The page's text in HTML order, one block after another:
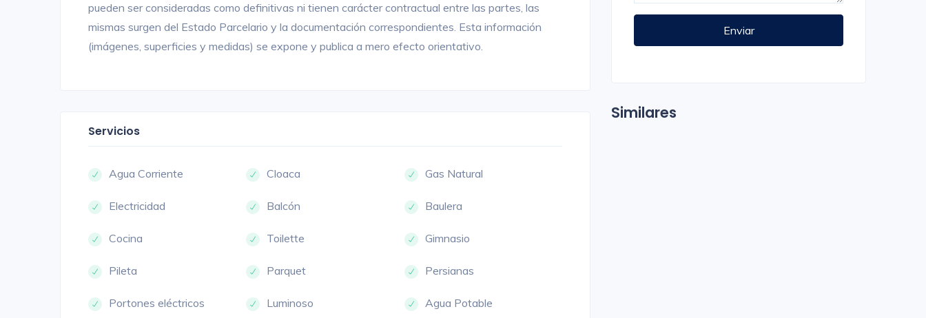
pueden ser consideradas como definitivas ni tienen carácter contractual entre las partes, las
mismas surgen del Estado Parcelario y la documentación correspondientes. Esta información
(imágenes, superficies y medidas) se expone y publica a mero efecto orientativo.
Servicios
Agua Corriente Cloaca Gas Natural
Electricidad Balcón Baulera
Cocina Toilette Gimnasio
Pileta Parquet Persianas
Portones eléctricos Luminoso Agua Potable
Enviar
Similares